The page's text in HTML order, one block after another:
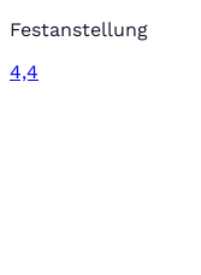
Festanstellung
4,4